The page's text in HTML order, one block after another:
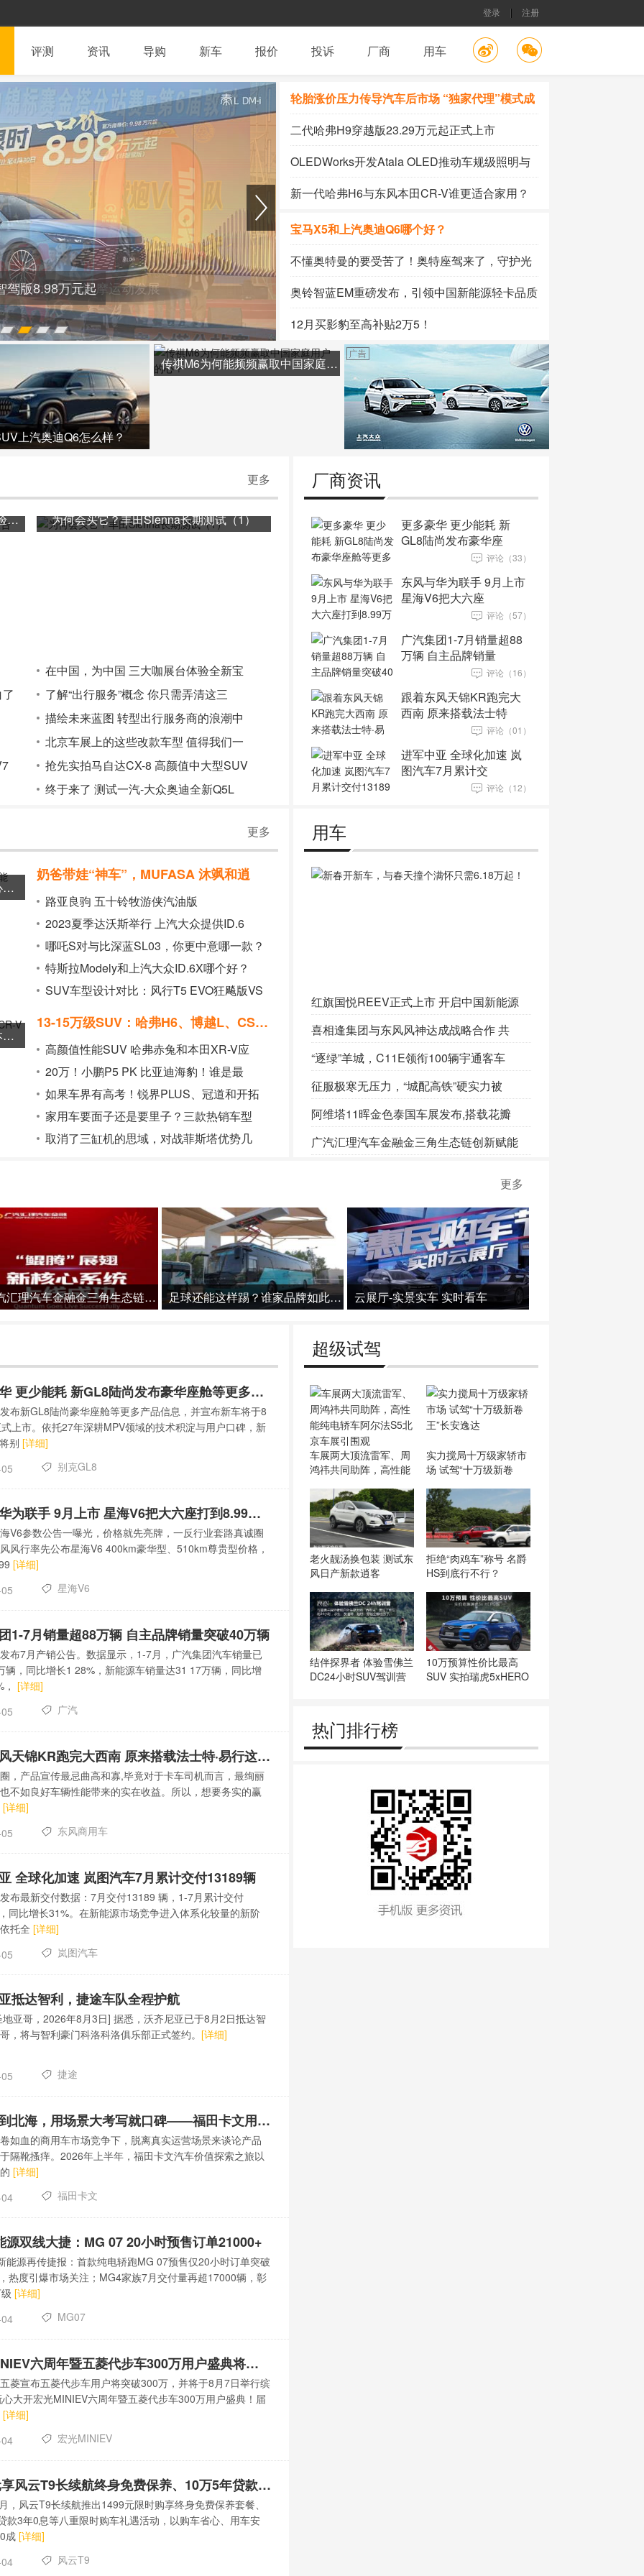
登录 注册
评测 资讯 导购 新车 报价 投诉 厂商 用车
驾版8.98万元起
轮胎涨价压力传导汽车后市场 “独家代理”模式成
破局利剑
二代哈弗H9穿越版23.29万元起正式上市
OLEDWorks开发Atala OLED推动车规级照明与
车联网V2X技术融合
新一代哈弗H6与东风本田CR-V谁更适合家用？
宝马X5和上汽奥迪Q6哪个好？
不懂奥特曼的要受苦了！奥特座驾来了，守护光
更守护你
奥铃智蓝EM重磅发布，引领中国新能源轻卡品质
升级
12月买影豹至高补贴2万5！
上汽奥迪Q6怎么样？
传祺M6为何能频频赢取中国家庭用户的心？
更多
宇宙第一的SUV到底神在哪？宝骏530体验报告 为何会买它？丰田Sienna长期测试（1）
在中国，为中国 三大咖展台体验全新宝
了解“出行服务”概念 你只需弄清这三
描绘未来蓝图 转型出行服务商的浪潮中
北京车展上的这些改款车型 值得我们一
抢先实拍马自达CX-8 高颜值中大型SUV
终于来了 测试一汽-大众奥迪全新Q5L
厂商资讯
更多豪华 更少能耗 新
GL8陆尚发布豪华座
评论（33）
东风与华为联手 9月上市
星海V6把大六座
评论（57）
广汽集团1-7月销量超88
万辆 自主品牌销量
评论（16）
跟着东风天锦KR跑完大
西南 原来搭载法士特
评论（01）
进军中亚 全球化加速 岚
图汽车7月累计交
评论（12）
更多
瑞虎8 PLUS与长安CS75 PLUS 谁是“贴心又能打”的最强辅助？
奶爸带娃“神车”，MUFASA 沐飒和逍
路亚良驹 五十铃牧游侠汽油版
2023夏季达沃斯举行 上汽大众提供ID.6
哪吒S对与比深蓝SL03，你更中意哪一款？
特斯拉Modely和上汽大众ID.6X哪个好？
SUV车型设计对比：风行T5 EVO狂飚版VS
明星运动员的心头好！2025款瑞虎9 PK本田CR-V胜算几何？
13-15万级SUV：哈弗H6、博越L、CS75P
高颜值性能SUV 哈弗赤兔和本田XR-V应
20万！小鹏P5 PK 比亚迪海豹！谁是最
如果车界有高考！锐界PLUS、冠道和开拓
家用车要面子还是要里子？三款热销车型
取消了三缸机的思域，对战菲斯塔优势几
用车
红旗国悦REEV正式上市 开启中国新能源
喜相逢集团与东风风神达成战略合作 共
“逐绿”羊城，C11E领衔100辆宇通客车
征服极寒无压力，“城配高铁”硬实力被
阿维塔11晖金色泰国车展发布,搭载花瓣
广汽汇理汽车金融金三角生态链创新赋能
更多
广汽汇理汽车金融金三角生态链创 足球还能这样踢？谁家品牌如此豪 云展厅-实景实车 实时看车
更多豪华 更少能耗 新GL8陆尚发布豪华座舱等更多信息
布新GL8陆尚豪华座舱等更多产品信息，并宣布新车将于8
上市。依托27年深耕MPV领域的技术积淀与用户口碑，新
别 [详细]
别克GL8
东风与华为联手 9月上市 星海V6把大六座打到8.99万起
V6参数公告一曝光，价格就先亮牌，一反行业套路真诚圈
风行率先公布星海V6 400km豪华型、510km尊贵型价格，
[详细]
星海V6
1-7月销量超88万辆 自主品牌销量突破40万辆
布7月产销公告。数据显示，1-7月，广汽集团汽车销量已
辆，同比增长1 28%，新能源车销量达31 17万辆，同比增
[详细]
广汽
跟着东风天锦KR跑完大西南 原来搭载法士特·易行这么香
，产品宣传最忌曲高和寡,毕竟对于卡车司机而言，最绚丽
不如良好车辆性能带来的实在收益。所以，想要务实的赢
[详细]
东风商用车
全球化加速 岚图汽车7月累计交付13189辆
布最新交付数据：7月交付13189 辆，1-7月累计交付
同比增长31%。在新能源市场竞争进入体系化较量的新阶
托全 [详细]
岚图汽车
抵达智利，捷途车队全程护航
亚哥，2026年8月3日] 据悉，沃齐尼亚已于8月2日抵达智
，将与智利豪门科洛科洛俱乐部正式签约。 [详细]
捷途
从川渝到北海，用场景大考写就口碑——福田卡文用户验证记
如血的商用车市场竞争下，脱离真实运营场景来谈论产品
隔靴搔痒。2026年上半年，福田卡文汽车价值探索之旅以
[详细]
福田卡文
源双线大捷：MG 07 20小时预售订单21000+
能源再传捷报：首款纯电轿跑MG 07预售仅20小时订单突破
热度引爆市场关注；MG4家族7月交付量再超17000辆，彰
[详细]
MG07
宏光MINIEV六周年暨五菱代步车300万用户盛典将登陆成都
菱宣布五菱代步车用户将突破300万，并将于8月7日举行缤
大开宏光MINIEV六周年暨五菱代步车300万用户盛典！届
[详细]
宏光MINIEV
1499元享风云T9长续航终身免费保养、10万5年贷款3年0息 多维礼遇加码
，风云T9长续航推出1499元限时购享终身免费保养套餐、
款3年0息等八重限时购车礼遇活动，以购车省心、用车安
成 [详细]
风云T9
超级试驾
车展两大顶流雷军、周
鸿祎共同助阵，高性能
实力搅局十万级家轿市
场 试驾“十万级新卷
老火靓汤换包装 测试东
风日产新款逍客
拒绝“肉鸡车”称号 名爵
HS到底行不行？
结伴探界者 体验雪佛兰
DC24小时SUV驾训营
10万预算性价比最高
SUV 实拍瑞虎5xHERO
热门排行榜